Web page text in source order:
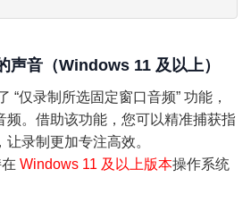
声音（Windows 11 及以上）
“仅录制所选固定窗口音频” 功能，
频。借助该功能，您可以精准捕获指
录制更加专注高效。
Windows 11 及以上版本操作系统